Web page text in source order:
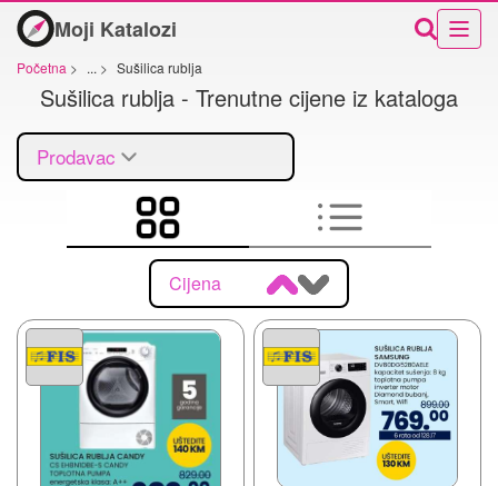
Moji Katalozi
Početna > ... > Sušilica rublja
Sušilica rublja - Trenutne cijene iz kataloga
Prodavac
Cijena